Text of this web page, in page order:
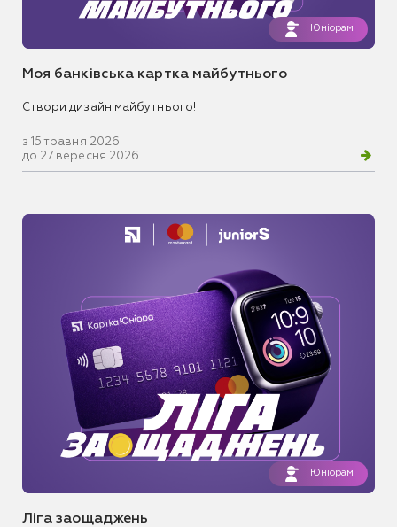
Юніорам
Моя банківська картка майбутнього
Створи дизайн майбутнього!
з 15 травня 2026
до 27 вересня 2026
Юніорам
Ліга заощаджень